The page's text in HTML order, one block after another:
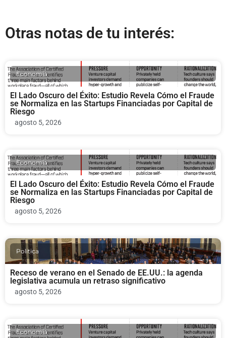
Otras notas de tu interés:
Economia
El Lado Oscuro del Éxito: Estudio Revela Cómo el Fraude
se Normaliza en las Startups Financiadas por Capital de
Riesgo
agosto 5, 2026
Economia
El Lado Oscuro del Éxito: Estudio Revela Cómo el Fraude
se Normaliza en las Startups Financiadas por Capital de
Riesgo
agosto 5, 2026
Politica
Receso de verano en el Senado de EE.UU.: la agenda
legislativa acumula un retraso significativo
agosto 5, 2026
Economia